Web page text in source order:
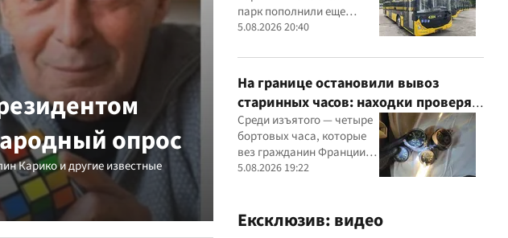
опрос
Карико и другие известные
парк пополнили еще
восемью современными
5.08.2026 20:40
На границе остановили вывоз
старинных часов: находки проверят
эксперты
Среди изъятого — четыре
бортовых часа, которые
вез гражданин Франции, и
настенные часы начала ХХ
5.08.2026 19:22
Ексклюзив: видео